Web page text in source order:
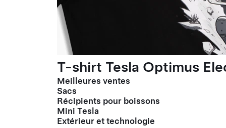
T-shirt Tesla Optimus
Meilleures ventes
Sacs
Récipients pour boissons
Mini Tesla
Extérieur et technologie